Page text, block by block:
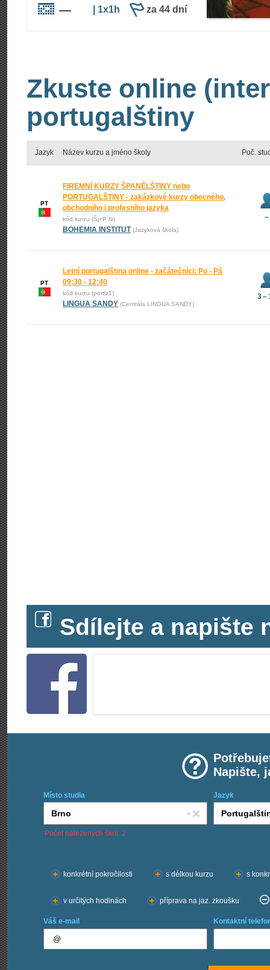
— | 1x1h za 44 dní
Zkuste online
portugalštiny
Jazyk Název kurzu a jméno školy Poč.
PT
FIREMNÍ KURZY ŠPANĚLŠTINY nebo
PORTUGALŠTINY - zakázkové kurzy obecného,
obchodního i profesního jazyka
kód kurzu (Šj+P fir)
BOHEMIA INSTITUT (Jazyková škola)
–
PT
Letní portugalština online - začátečníci: Po - Pá
09:30 - 12:40
kód kurzu (portlz1)
LINGUA SANDY (Centrála LINGUA SANDY)
3 –
Sdílejte a napište
Napište,
Místo studia Jazyk
Počet nalezených škol: 2
konkrétní pokročilosti
s délkou kurzu s
v určitých hodinách příprava na jaz. zkoušku
Váš e-mail Kontaktní